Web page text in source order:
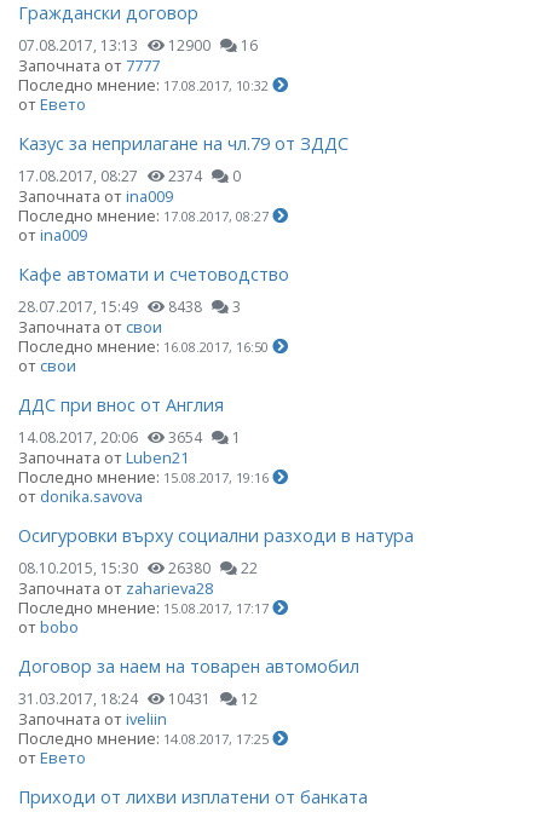
Граждански договор
07.08.2017, 13:13 12900 16
Започната от7777
Последно мнение: 17.08.2017, 10:32
отЕвето
Казус за неприлагане на чл.79 от ЗДДС
17.08.2017, 08:27 2374 0
Започната отina009
Последно мнение: 17.08.2017, 08:27
отina009
Кафе автомати и счетоводство
28.07.2017, 15:49 8438 3
Започната отсвои
Последно мнение: 16.08.2017, 16:50
отсвои
ДДС при внос от Англия
14.08.2017, 20:06 3654 1
Започната отLuben21
Последно мнение: 15.08.2017, 19:16
от donika.savova
Осигуровки върху социални разходи в натура
08.10.2015, 15:30 26380 22
Започната от zaharieva28
Последно мнение: 15.08.2017, 17:17
отbobo
Договор за наем на товарен автомобил
31.03.2017, 18:24 10431 12
Започната отiveliin
Последно мнение: 14.08.2017, 17:25
отЕвето
Приходи от лихви изплатени от банката